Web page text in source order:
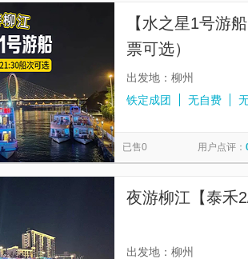
【水之星1号游
票可选）
出发地：柳州
铁定成团
无自费
已售0 用户点评：
夜游柳江【泰禾
出发地：柳州